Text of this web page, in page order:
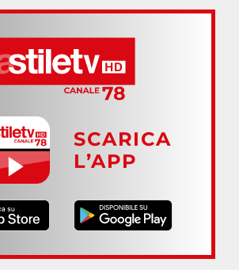
SCARICA
L’APP